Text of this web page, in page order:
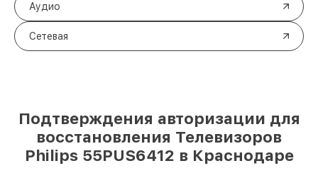
Аудио
Сетевая
Подтверждения авторизации для
восстановления Телевизоров
Philips 55PUS6412 в Краснодаре